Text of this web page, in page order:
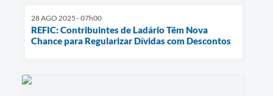
28 AGO 2025 - 07h00
REFIC: Contribuintes de Ladário Têm Nova
Chance para Regularizar Dívidas com Descontos